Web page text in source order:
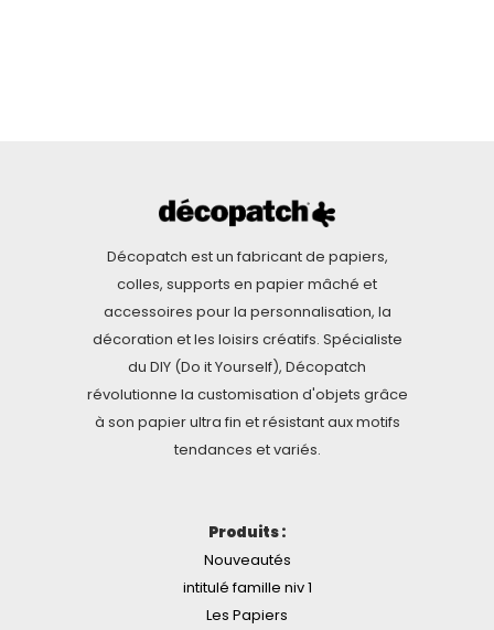
Décopatch est un fabricant de papiers,
colles, supports en papier mâché et
accessoires pour la personnalisation, la
décoration et les loisirs créatifs. Spécialiste
du DIY (Do it Yourself), Décopatch
révolutionne la customisation d'objets grâce
à son papier ultra fin et résistant aux motifs
tendances et variés.
Produits :
Nouveautés
intitulé famille niv 1
Les Papiers